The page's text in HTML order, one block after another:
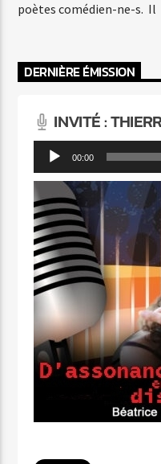
poètes comédien-ne-s. Il
DERNIÈRE ÉMISSION
INVITÉ :
Lecteur 00:00